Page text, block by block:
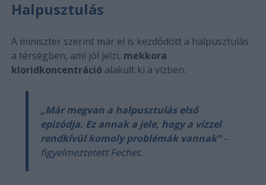
Halpusztulás
A miniszter szerint már el is kezdődött a halpusztulás
a térségben, ami jól jelzi, mekkora
kloridkoncentráció alakult ki a vízben.
„Már megvan a halpusztulás első
epizódja. Ez annak a jele, hogy a vízzel
rendkívül komoly problémák vannak”–
figyelmeztetett Fechet.